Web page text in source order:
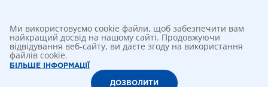
Ми використовуємо cookie файли, щоб забезпечити вам
найкращий досвід на нашому сайті. Продовжуючи
відвідування веб-сайту, ви даєте згоду на використання
файлів cookie.
БІЛЬШЕ ІНФОРМАЦІЇ
ДОЗВОЛИТИ